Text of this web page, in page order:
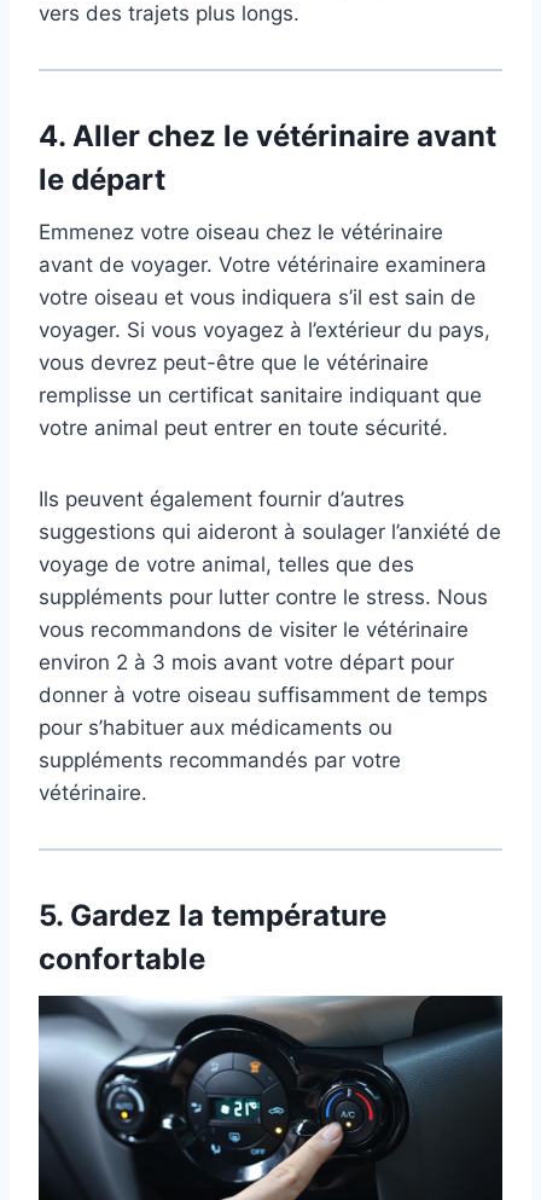
vers des trajets plus longs.
4. Aller chez le vétérinaire avant
le départ
Emmenez votre oiseau chez le vétérinaire
avant de voyager. Votre vétérinaire examinera
votre oiseau et vous indiquera s’il est sain de
voyager. Si vous voyagez à l’extérieur du pays,
vous devrez peut-être que le vétérinaire
remplisse un certificat sanitaire indiquant que
votre animal peut entrer en toute sécurité.
Ils peuvent également fournir d’autres
suggestions qui aideront à soulager l’anxiété de
voyage de votre animal, telles que des
suppléments pour lutter contre le stress. Nous
vous recommandons de visiter le vétérinaire
environ 2 à 3 mois avant votre départ pour
donner à votre oiseau suffisamment de temps
pour s’habituer aux médicaments ou
suppléments recommandés par votre
vétérinaire.
5. Gardez la température
confortable